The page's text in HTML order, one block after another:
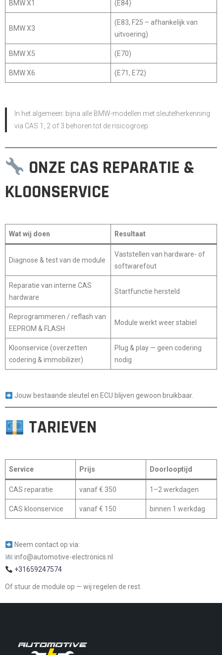
BMW X1 (E84)
BMW X3
(E83, F25 – afhankelijk van
uitvoering)
BMW X5 (E70)
BMW X6 (E71, E72)
In het algemeen: bijna alle BMW-modellen met sleutelherkenning
via CAS 1, 2 of 3 behoren tot de risicogroep.
ONZE CAS REPARATIE &
KLOONSERVICE
Wat wij doen Resultaat
Diagnose & test van de module
Vaststellen van hardware- of
softwarefout
Reparatie van interne CAS
hardware
Startfunctie hersteld
Reprogrammeren / reflash van
EEPROM & FLASH
Module werkt weer stabiel
Kloonservice (overzetten
codering & immobilizer)
Plug & play — geen codering
nodig
Jouw bestaande sleutel en ECU blijven gewoon bruikbaar.
TARIEVEN
Service Prijs Doorlooptijd
CAS reparatie vanaf € 350 1–2 werkdagen
CAS kloonservice vanaf € 150 binnen 1 werkdag
Neem contact op via:
info@automotive-electronics.nl
+31659247574
Of stuur de module op — wij regelen de rest.